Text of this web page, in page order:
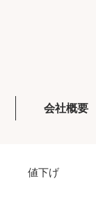
会社概要
値下げ